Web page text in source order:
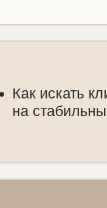
Как искать
на